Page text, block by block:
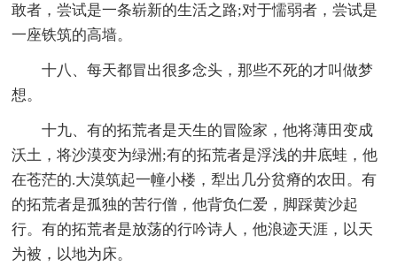
敢者，尝试是一条崭新的生活之路;对于懦弱者，尝试是
一座铁筑的高墙。
十八、每天都冒出很多念头，那些不死的才叫做梦
想。
十九、有的拓荒者是天生的冒险家，他将薄田变成
沃土，将沙漠变为绿洲;有的拓荒者是浮浅的井底蛙，他
在苍茫的.大漠筑起一幢小楼，犁出几分贫瘠的农田。有
的拓荒者是孤独的苦行僧，他背负仁爱，脚踩黄沙起
行。有的拓荒者是放荡的行吟诗人，他浪迹天涯，以天
为被，以地为床。